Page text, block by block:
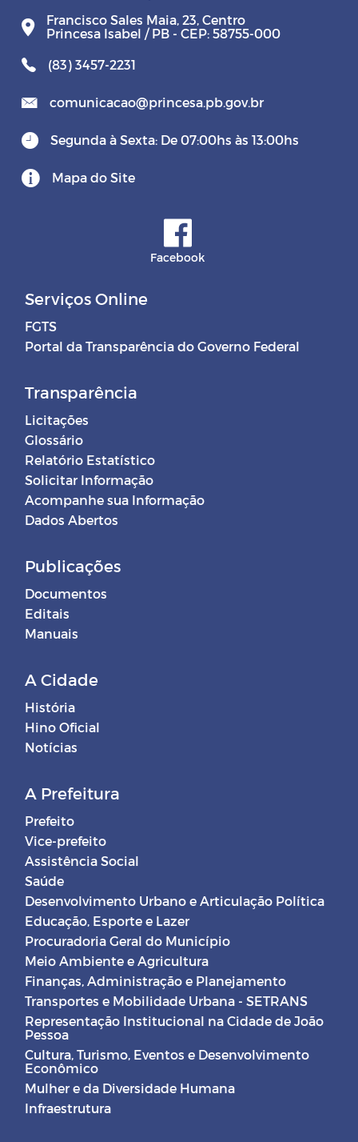
Francisco Sales Maia, 23, Centro
Princesa Isabel / PB - CEP: 58755-000
(83) 3457-2231
comunicacao@princesa.pb.gov.br
Segunda à Sexta: De 07:00hs às 13:00hs
Mapa do Site
Facebook
Serviços Online
FGTS
Portal da Transparência do Governo Federal
Transparência
Licitações
Glossário
Relatório Estatístico
Solicitar Informação
Acompanhe sua Informação
Dados Abertos
Publicações
Documentos
Editais
Manuais
A Cidade
História
Hino Oficial
Notícias
A Prefeitura
Prefeito
Vice-prefeito
Assistência Social
Saúde
Desenvolvimento Urbano e Articulação Política
Educação, Esporte e Lazer
Procuradoria Geral do Município
Meio Ambiente e Agricultura
Finanças, Administração e Planejamento
Transportes e Mobilidade Urbana - SETRANS
Representação Institucional na Cidade de João
Pessoa
Cultura, Turismo, Eventos e Desenvolvimento
Econômico
Mulher e da Diversidade Humana
Infraestrutura